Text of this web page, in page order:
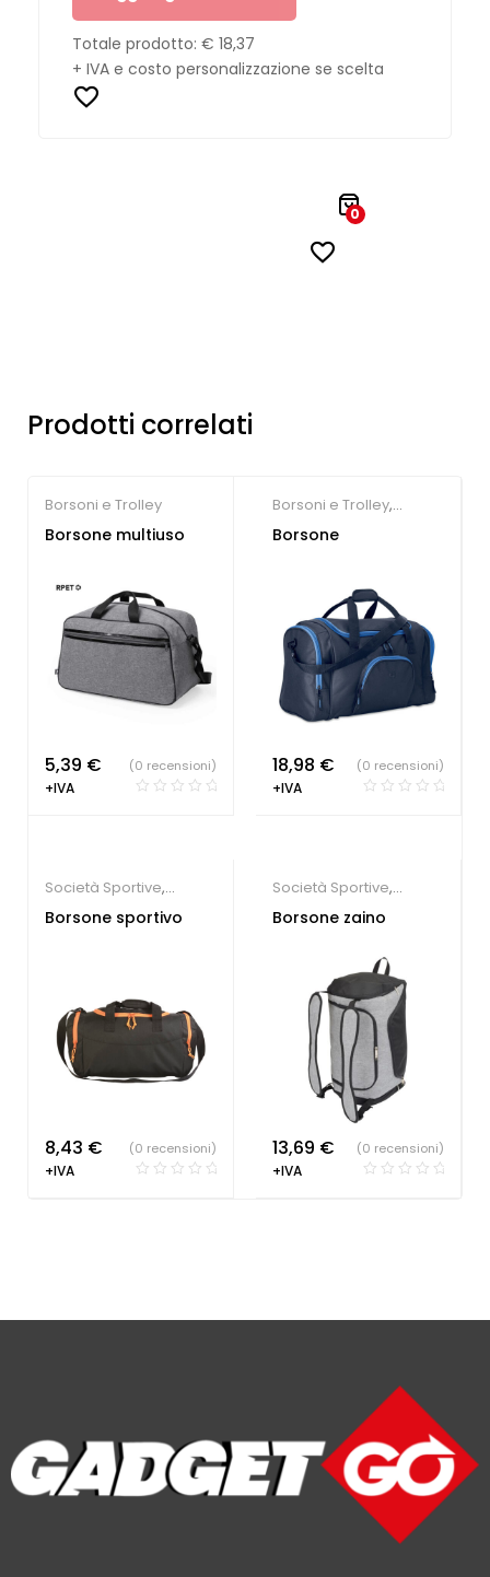
Totale prodotto: € 18,37
+ IVA e costo personalizzazione se scelta
0
Prodotti correlati
Borsoni e Trolley
Borsone multiuso
5,39 €
+IVA
(0 recensioni)
Borsoni e Trolley,
Società Sportive
Borsone
18,98 €
+IVA
(0 recensioni)
Società Sportive,
Borsoni e Trolley
Borsone sportivo
8,43 €
+IVA
(0 recensioni)
Società Sportive,
Borsoni e Trolley
Borsone zaino
13,69 €
+IVA
(0 recensioni)